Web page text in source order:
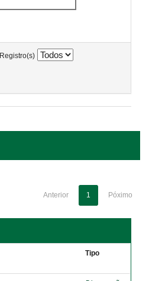
Registro(s)
Anterior 1 Póximo
Tipo